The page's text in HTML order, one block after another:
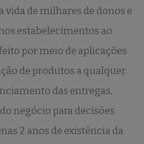
vida de milhares de donos e
estabelecimentos ao
por meio de aplicações
de produtos a qualquer
das entregas,
negócio para decisões
2 anos de existência da